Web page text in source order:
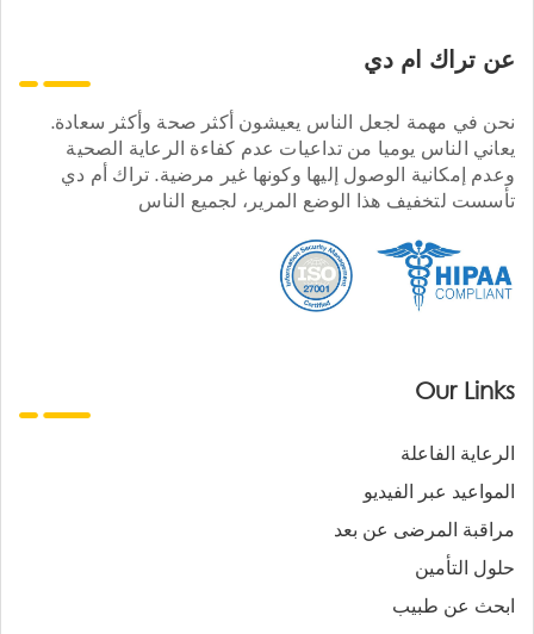
عن تراك ام دي
نحن في مهمة لجعل الناس يعيشون أكثر صحة وأكثر سعادة.
يعاني الناس يوميا من تداعيات عدم كفاءة الرعاية الصحية
وعدم إمكانية الوصول إليها وكونها غير مرضية. تراك أم دي
تأسست لتخفيف هذا الوضع المرير، لجميع الناس
Our Links
الرعاية الفاعلة
المواعيد عبر الفيديو
مراقبة المرضى عن بعد
حلول التأمين
ابحث عن طبيب